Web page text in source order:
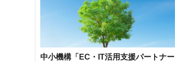
中小機構「EC・IT活用支援パートナー